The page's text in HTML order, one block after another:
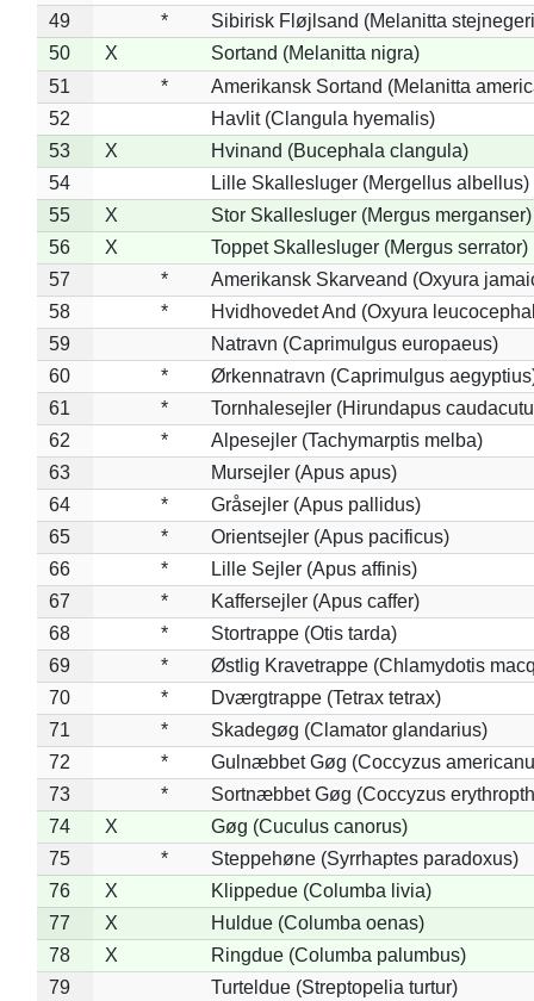
49
*
Sibirisk Fløjlsand (Melanitta
50
X
Sortand (Melanitta nigra)
51
*
Amerikansk Sortand (Melanitta
52
Havlit (Clangula hyemalis)
53
X
Hvinand (Bucephala clangula)
54
Lille Skallesluger (Mergellus albellus)
55
X
Stor Skallesluger (Mergus merganser)
56
X
Toppet Skallesluger (Mergus serrator)
57
*
Amerikansk Skarveand (Oxyura
58
*
Hvidhovedet And (Oxyura
59
Natravn (Caprimulgus europaeus)
60
*
Ørkennatravn (Caprimulgus
61
*
Tornhalesejler (Hirundapus
62
*
Alpesejler (Tachymarptis melba)
63
Mursejler (Apus apus)
64
*
Gråsejler (Apus pallidus)
65
*
Orientsejler (Apus pacificus)
66
*
Lille Sejler (Apus affinis)
67
*
Kaffersejler (Apus caffer)
68
*
Stortrappe (Otis tarda)
69
*
Østlig Kravetrappe (Chlamydotis
70
*
Dværgtrappe (Tetrax tetrax)
71
*
Skadegøg (Clamator glandarius)
72
*
Gulnæbbet Gøg (Coccyzus
73
*
Sortnæbbet Gøg (Coccyzus
74
X
Gøg (Cuculus canorus)
75
*
Steppehøne (Syrrhaptes paradoxus)
76
X
Klippedue (Columba livia)
77
X
Huldue (Columba oenas)
78
X
Ringdue (Columba palumbus)
79
Turteldue (Streptopelia turtur)